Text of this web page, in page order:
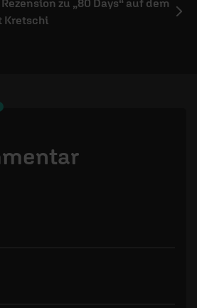
zu „80 Days“ auf dem
Kretschi